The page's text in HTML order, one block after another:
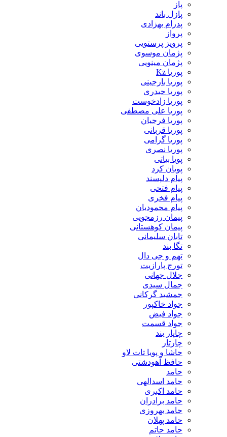
پازل باند
پدرام بهزادی
پرواز
پرویز پرستویی
پژمان موسوی
پژمان مینویی
پوریا Kz
پوریا بارجینی
پوریا حیدری
پوریا زادخوست
پوریا علی مصطفی
پوریا فرجیان
پوریا قربانی
پوریا گرامی
پوریا نصری
پویا بیاتی
پویان کرد
پیام دلپسند
پیام فتحی
پیام فخری
پیام محمودیان
پیمان رزمجویی
پیمان کوهستانی
تابان سلیمانی
تگا بند
تهم و جی دال
تورج پارازیت
جلال جهانی
جمال سیدی
جمشید گرکانی
جواد خاکپور
جواد فیض
جواد قسمت
چاپار بند
چارتار
حاشا و پویا تات لاو
حافظ آهودشتی
حامد
حامد اسدالهی
حامد اکبری
حامد برادران
حامد بهروزی
حامد پهلان
حامد حاتم